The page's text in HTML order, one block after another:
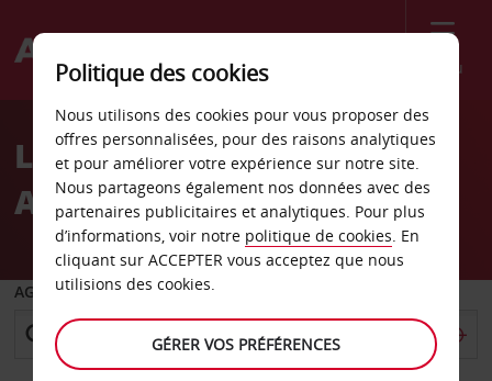
Menu
Welcome
AvisLocation de voiture Punta
Arenas
AGENCE DE DÉPART
Politique des cookies
Nous utilisons des cookies pour vous proposer des
offres personnalisées, pour des raisons analytiques
et pour améliorer votre expérience sur notre site.
Nous partageons également nos données avec des
partenaires publicitaires et analytiques. Pour plus
d’informations, voir notre politique de cookies. En
cliquant sur ACCEPTER vous acceptez que nous
utilisions des cookies.
GÉRER VOS PRÉFÉRENCES